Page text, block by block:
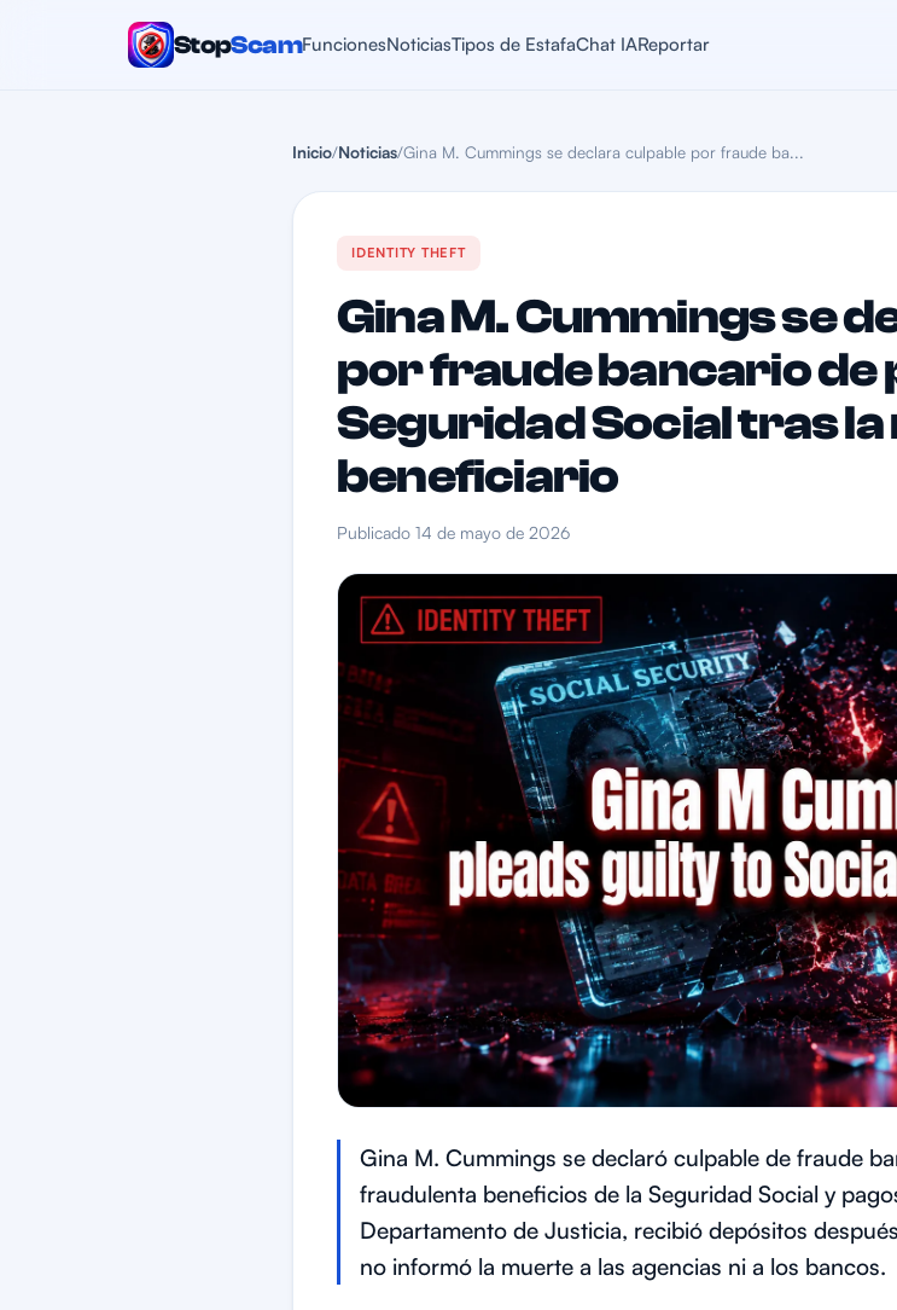
StopScamFuncionesNoticiasTipos de EstafaChat IAReportar
Inicio/Noticias/Gina M. Cummings se declara culpable por fraude ba...
IDENTITY THEFT
Gina M. Cummings se
por fraude bancario de
Seguridad Social tras
beneficiario
Publicado 14 de mayo de 2026
Gina M. Cummings se declaró culpable de fraude
fraudulenta beneficios de la Seguridad Social y
Departamento de Justicia, recibió depósitos
no informó la muerte a las agencias ni a los bancos.